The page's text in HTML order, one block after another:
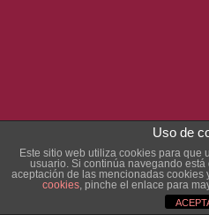
Uso de
Este sitio web utiliza cookies para que
usuario. Si continúa navegando
aceptación de las mencionadas cookies
cookies, pinche el enlace para